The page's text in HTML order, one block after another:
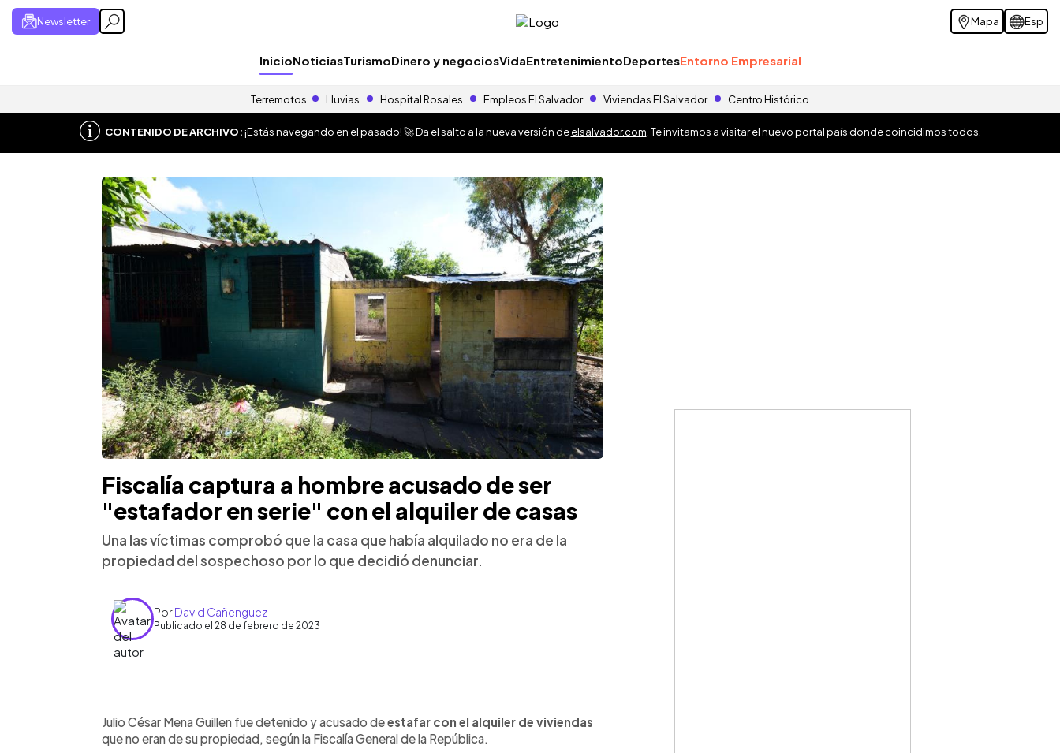
Newsletter Mapa Esp
InicioNoticiasTurismoDinero y negociosVidaEntretenimientoDeportesEntorno Empresarial
Terremotos Lluvias Hospital Rosales Empleos El Salvador Viviendas El Salvador Centro Histórico
CONTENIDO DE ARCHIVO:¡Estás navegando en el pasado! 🚀 Da el salto a la nueva versión deelsalvador.com . Te invitamos a visitar el nuevo portal país donde coincidimos todos.
Fiscalía captura a hombre acusado de ser
"estafador en serie" con el alquiler de casas
Una las víctimas comprobó que la casa que había alquilado no era de la
propiedad del sospechoso por lo que decidió denunciar.
PorDavid Cañenguez
Publicado el 28 de febrero de 2023
► Escuchar artículo
Julio César Mena Guillen fue detenido y acusado deestafar con el alquiler de viviendas
que no eran de su propiedad, según la Fiscalía General de la República.